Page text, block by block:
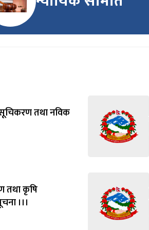
सूचिकरण तथा नविक
तथा कृषि
।।।